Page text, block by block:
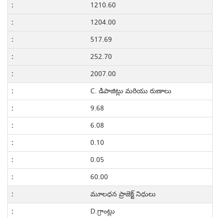
1210.60
1204.00
517.69
252.70
2007.00
C. డిపాజిట్లు మరియు రుణాలు
9.68
6.08
0.10
0.05
60.00
మూలధన ప్రాజెక్ట్ నిధులు
D.గ్రాంట్లు